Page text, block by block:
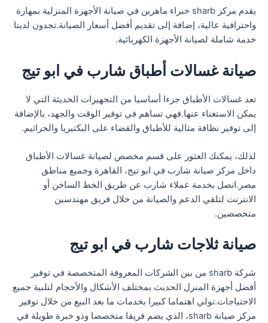
يقدم مركز sharb خبراء ماهرين في صيانة الأجهزة المنزلية بمهارة
واحترافية عالية، إضافة إلى تقديم أفضل أسعار الصيانة.تجدون لدينا
خدمة شاملة لصيانة الأجهزة الكهربائية.
صيانة غسالات أطباق شارب في ابو تيج
تعد غسالات الأطباق جزءا أساسيا من التجهيزات الحديثة التي لا
يمكن الاستغناء عنها.فهي تساهم في توفير الوقت والجهد، بالإضافة
إلى توفير نظافة مثالية للأطباق والقضاء على البكتيريا والجراثيم.
لذلك، يمكنك العثور على قسم مخصص لصيانة غسالات الأطباق
داخل مركز صيانة شارب في ابو تيج، القاهرة وجميع مناطق
مصر.اتصل بخدمة عملاء شارب عن طريق الخط الساخن أو
الانترنت لتلقي الدعم والصيانة من خلال فريق مهندسين
متخصصين.
صيانة ثلاجات شارب في ابو تيج
شركة sharb من بين الشركات المعروفة المتخصصة في توفير
أفضل أجهزة المنزل الحديث بمختلف الأشكال والأحجام لتلبية جميع
الاحتياجات.تولي اهتماما كبيرا بخدمات ما بعد البيع من خلال توفير
مركز صيانة sharb، الذي يضم فريقا متخصصا وذو خبرة طويلة في